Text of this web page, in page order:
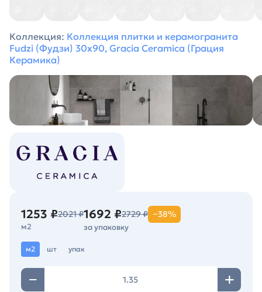
Коллекция: Коллекция плитки и керамогранита
Fudzi (Фудзи) 30х90, Gracia Ceramica (Грация
Керамика)
1253 ₽2021 ₽
м2
1692 ₽2729 ₽ −38%
за упаковку
м2 шт упак